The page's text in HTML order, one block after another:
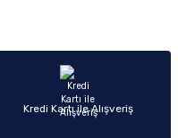
Kredi Kartı ile Alışveriş